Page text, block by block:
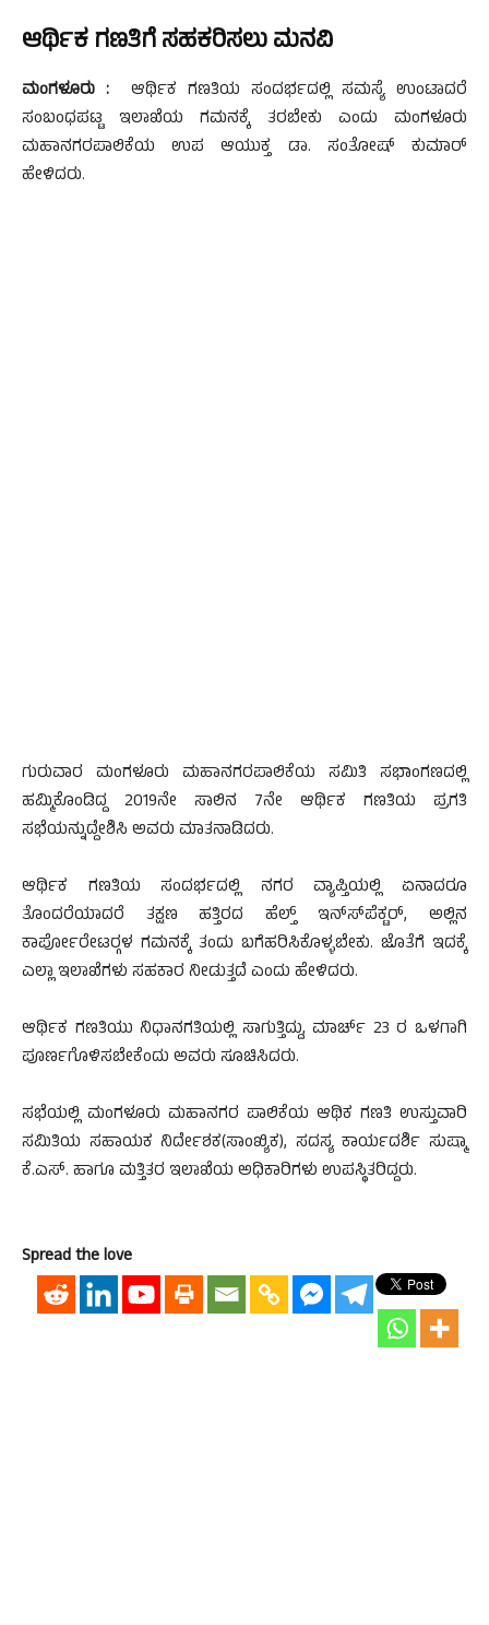
ಆರ್ಥಿಕ ಗಣತಿಗೆ ಸಹಕರಿಸಲು ಮನವಿ
ಮಂಗಳೂರು : ಆರ್ಥಿಕ ಗಣತಿಯ ಸಂದರ್ಭದಲ್ಲಿ ಸಮಸ್ಯೆ ಉಂಟಾದರೆ
ಸಂಬಂಧಪಟ್ಟ ಇಲಾಖೆಯ ಗಮನಕ್ಕೆ ತರಬೇಕು ಎಂದು ಮಂಗಳೂರು
ಮಹಾನಗರಪಾಲಿಕೆಯ ಉಪ ಆಯುಕ್ತ ಡಾ. ಸಂತೋಷ್ ಕುಮಾರ್
ಹೇಳಿದರು.
ಗುರುವಾರ ಮಂಗಳೂರು ಮಹಾನಗರಪಾಲಿಕೆಯ ಸಮಿತಿ ಸಭಾಂಗಣದಲ್ಲಿ
ಹಮ್ಮಿಕೊಂಡಿದ್ದ 2019ನೇ ಸಾಲಿನ 7ನೇ ಆರ್ಥಿಕ ಗಣತಿಯ ಪ್ರಗತಿ
ಸಭೆಯನ್ನುದ್ದೇಶಿಸಿ ಅವರು ಮಾತನಾಡಿದರು.
ಆರ್ಥಿಕ ಗಣತಿಯ ಸಂದರ್ಭದಲ್ಲಿ ನಗರ ವ್ಯಾಪ್ತಿಯಲ್ಲಿ ಏನಾದರೂ
ತೊಂದರೆಯಾದರೆ ತಕ್ಷಣ ಹತ್ತಿರದ ಹೆಲ್ತ್ ಇನ್ಸ್‍ಪೆಕ್ಟರ್, ಅಲ್ಲಿನ
ಕಾರ್ಪೋರೇಟರ್‍ಗಳ ಗಮನಕ್ಕೆ ತಂದು ಬಗೆಹರಿಸಿಕೊಳ್ಳಬೇಕು. ಜೊತೆಗೆ ಇದಕ್ಕೆ
ಎಲ್ಲಾ ಇಲಾಖೆಗಳು ಸಹಕಾರ ನೀಡುತ್ತದೆ ಎಂದು ಹೇಳಿದರು.
ಆರ್ಥಿಕ ಗಣತಿಯು ನಿಧಾನಗತಿಯಲ್ಲಿ ಸಾಗುತ್ತಿದ್ದು, ಮಾರ್ಚ್ 23 ರ ಒಳಗಾಗಿ
ಪೂರ್ಣಗೊಳಿಸಬೇಕೆಂದು ಅವರು ಸೂಚಿಸಿದರು.
ಸಭೆಯಲ್ಲಿ ಮಂಗಳೂರು ಮಹಾನಗರ ಪಾಲಿಕೆಯ ಆಥಿಕ ಗಣತಿ ಉಸ್ತುವಾರಿ
ಸಮಿತಿಯ ಸಹಾಯಕ ನಿರ್ದೇಶಕ(ಸಾಂಖ್ಯಿಕ), ಸದಸ್ಯ ಕಾರ್ಯದರ್ಶಿ ಸುಷ್ಮಾ
ಕೆ.ಎಸ್. ಹಾಗೂ ಮತ್ತಿತರ ಇಲಾಖೆಯ ಅಧಿಕಾರಿಗಳು ಉಪಸ್ಥಿತರಿದ್ದರು.
Spread the love